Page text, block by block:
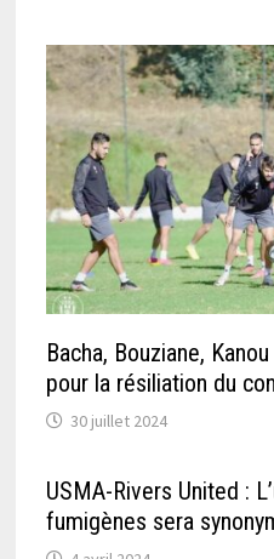
Bacha, Bouziane,
pour la résiliation du
30 juillet 2024
USMA-Rivers United :
fumigènes sera